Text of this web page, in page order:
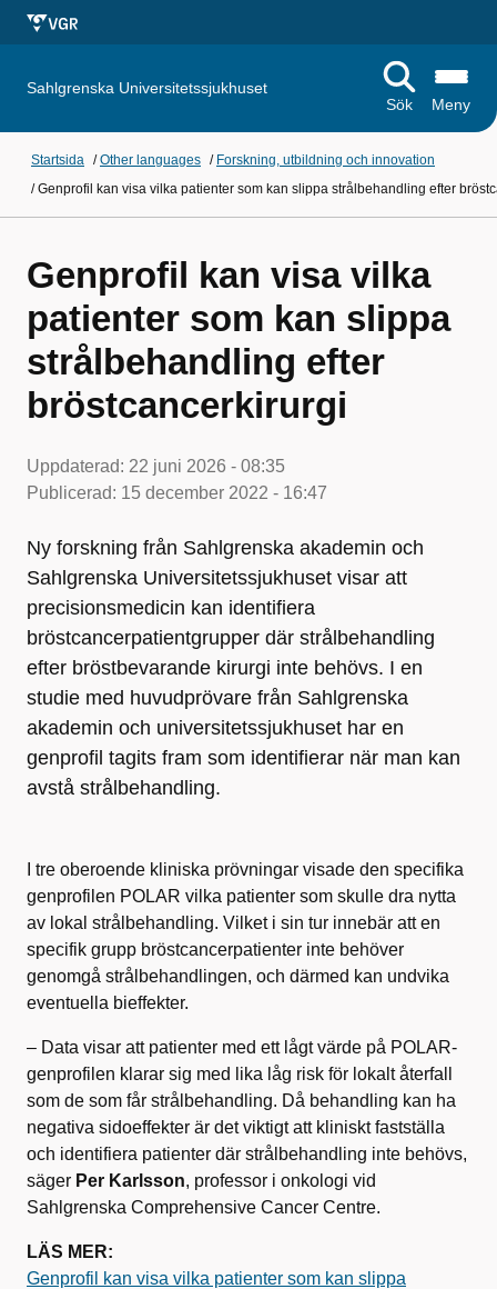
Sahlgrenska Universitetssjukhuset
Sök
Meny
Startsida /Other languages / Forskning, utbildning och innovation
/Genprofil kan visa vilka patienter som kan slippa strålbehandling efter
Genprofil kan visa vilka
patienter som kan slippa
strålbehandling efter
bröstcancerkirurgi
Uppdaterad: 22 juni 2026 - 08:35
Publicerad: 15 december 2022 - 16:47
Ny forskning från Sahlgrenska akademin och
Sahlgrenska Universitetssjukhuset visar att
precisionsmedicin kan identifiera
bröstcancerpatientgrupper där strålbehandling
efter bröstbevarande kirurgi inte behövs. I en
studie med huvudprövare från Sahlgrenska
akademin och universitetssjukhuset har en
genprofil tagits fram som identifierar när man kan
avstå strålbehandling.
I tre oberoende kliniska prövningar visade den specifika
genprofilen POLAR vilka patienter som skulle dra nytta
av lokal strålbehandling. Vilket i sin tur innebär att en
specifik grupp bröstcancerpatienter inte behöver
genomgå strålbehandlingen, och därmed kan undvika
eventuella bieffekter.
– Data visar att patienter med ett lågt värde på POLAR-
genprofilen klarar sig med lika låg risk för lokalt återfall
som de som får strålbehandling. Då behandling kan ha
negativa sidoeffekter är det viktigt att kliniskt fastställa
och identifiera patienter där strålbehandling inte behövs,
säger Per Karlsson, professor i onkologi vid
Sahlgrenska Comprehensive Cancer Centre.
LÄS MER:
Genprofil kan visa vilka patienter som kan slippa